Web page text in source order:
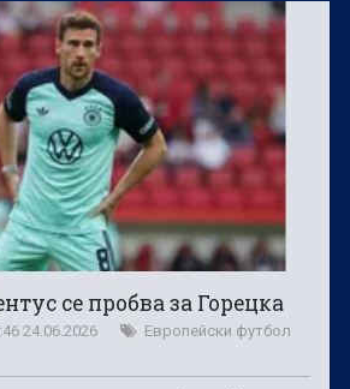
се пробва за Горецка
24.06.2026 Европейски футбол